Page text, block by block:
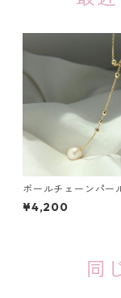
ボールチェーンパー
レス：154
¥4,200
同